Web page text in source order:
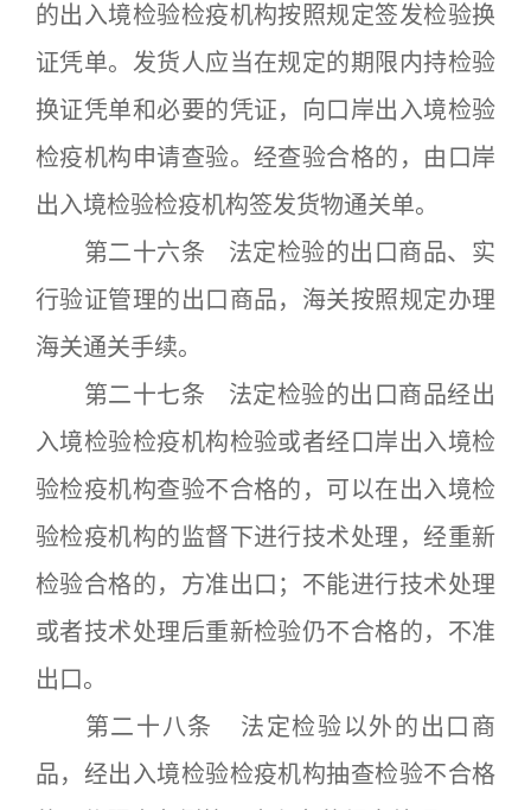
的出入境检验检疫机构按照规定签发检验换
证凭单。发货人应当在规定的期限内持检验
换证凭单和必要的凭证，向口岸出入境检验
检疫机构申请查验。经查验合格的，由口岸
出入境检验检疫机构签发货物通关单。
第二十六条 法定检验的出口商品、实
行验证管理的出口商品，海关按照规定办理
海关通关手续。
第二十七条 法定检验的出口商品经出
入境检验检疫机构检验或者经口岸出入境检
验检疫机构查验不合格的，可以在出入境检
验检疫机构的监督下进行技术处理，经重新
检验合格的，方准出口；不能进行技术处理
或者技术处理后重新检验仍不合格的，不准
出口。
第二十八条 法定检验以外的出口商
品，经出入境检验检疫机构抽查检验不合格